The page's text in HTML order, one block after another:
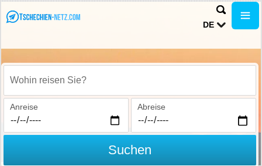
DE
Wohin reisen Sie?
Anreise Abreise
Suchen